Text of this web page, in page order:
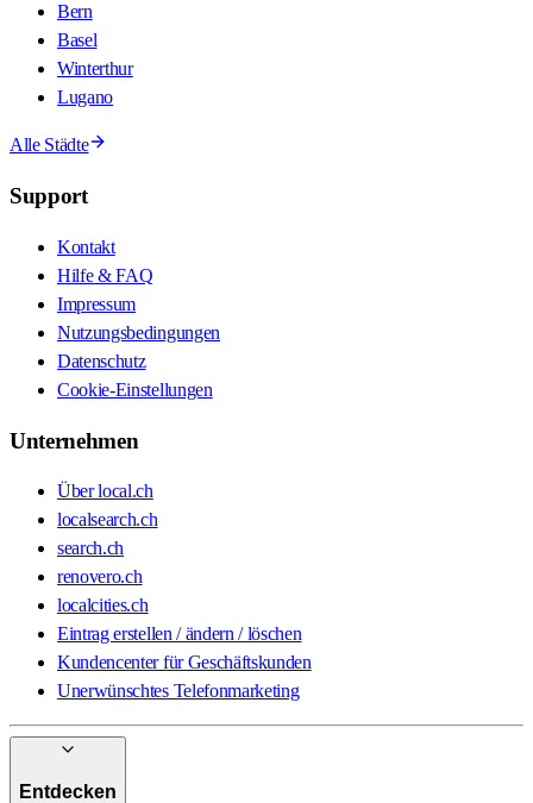
Bern
Basel
Winterthur
Lugano
Alle Städte
Support
Kontakt
Hilfe & FAQ
Impressum
Nutzungsbedingungen
Datenschutz
Cookie-Einstellungen
Unternehmen
Über local.ch
localsearch.ch
search.ch
renovero.ch
localcities.ch
Eintrag erstellen / ändern / löschen
Kundencenter für Geschäftskunden
Unerwünschtes Telefonmarketing
Entdecken